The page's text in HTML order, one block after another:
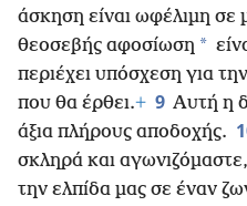
άσκηση είναι ωφέλιμη σε
θεοσεβής αφοσίωση *
περιέχει υπόσχεση για
που θα έρθει.+ 9 Αυτή η
άξια πλήρους αποδοχής.
σκληρά και αγωνιζόμαστε,
την ελπίδα μας σε έναν